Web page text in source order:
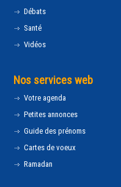
Débats
Santé
Vidéos
Nos services web
Votre agenda
Petites annonces
Guide des prénoms
Cartes de voeux
Ramadan